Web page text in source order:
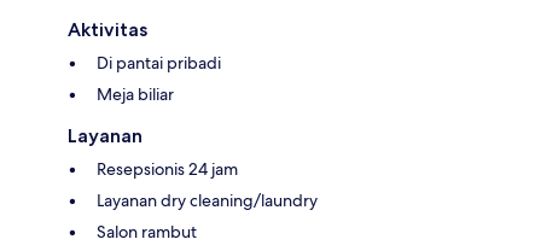
Aktivitas
Di pantai pribadi
Meja biliar
Layanan
Resepsionis 24 jam
Layanan dry cleaning/laundry
Salon rambut